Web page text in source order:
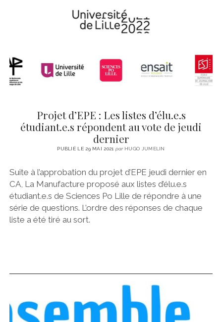
LITTÉRATURE
SPORT
SANTÉ
form
Projet d’EPE : Les listes d’élu.e.s
étudiant.e.s répondent au vote de jeudi
dernier
PUBLIÉ LE 29 MAI 2021 parHUGO JUMELIN
Suite à l’approbation du projet d’EPE jeudi dernier en
CA, La Manufacture proposé aux listes d’élu.e.s
étudiant.e.s de Sciences Po Lille de répondre à une
série de questions. L’ordre des réponses de chaque
liste a été tiré au sort.